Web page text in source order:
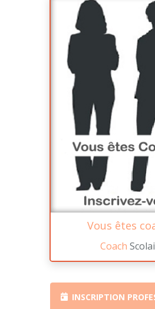
Vous êtes
Coach
INSCRIPTION